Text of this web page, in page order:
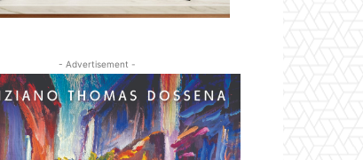
- Advertisement -